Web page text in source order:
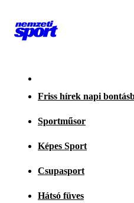
Friss hírek napi
Sportműsor
Képes Sport
Csupasport
Hátsó füves